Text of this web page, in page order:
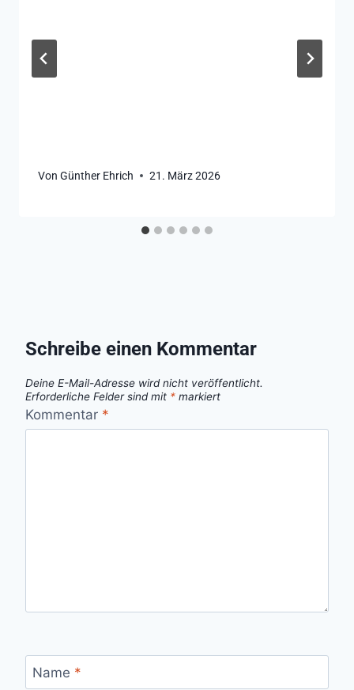
Von Günther Ehrich 21. März 2026
Schreibe einen Kommentar
Deine E-Mail-Adresse wird nicht veröffentlicht.
Erforderliche Felder sind mit * markiert
Kommentar *
Name *